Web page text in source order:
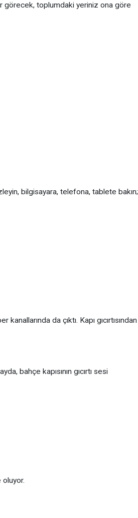
görecek, toplumdaki yeriniz ona göre
bilgisayara, telefona, tablete bakın;
da çıktı. Kapı gıcırtısından
bahçe kapısının gıcırtı sesi
oluyor.